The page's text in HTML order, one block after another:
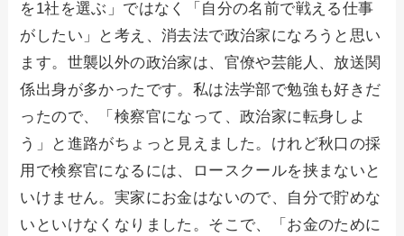
を1社を選ぶ」ではなく「自分の名前で戦える仕事
がしたい」と考え、消去法で政治家になろうと思い
ます。世襲以外の政治家は、官僚や芸能人、放送関
係出身が多かったです。私は法学部で勉強も好きだ
ったので、「検察官になって、政治家に転身しよ
う」と進路がちょっと見えました。けれど秋口の採
用で検察官になるには、ロースクールを挟まないと
いけません。実家にお金はないので、自分で貯めな
いといけなくなりました。そこで、「お金のために